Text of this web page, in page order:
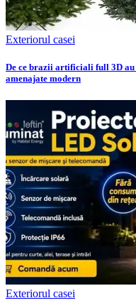
Exteriorul casei
De ce brazii artificiali full 3D
amenajate modern
Exteriorul casei